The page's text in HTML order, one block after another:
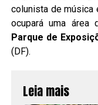
colunista de música
ocupará uma área
Parque de
(DF).
Leia mais